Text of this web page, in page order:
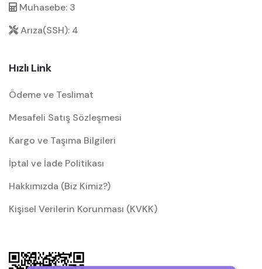
Muhasebe: 3
Arıza(SSH): 4
Hızlı Link
Ödeme ve Teslimat
Mesafeli Satış Sözleşmesi
Kargo ve Taşıma Bilgileri
İptal ve İade Politikası
Hakkımızda (Biz Kimiz?)
Kişisel Verilerin Korunması (KVKK)